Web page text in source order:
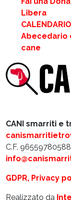
CANI smarriti e
C.F. 96559780588
GDPR, Privacy
Realizzato da
Libera
Abecedario
cane